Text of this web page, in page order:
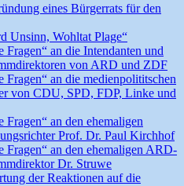
eines Bürgerrats für den
Unsinn, Wohltat Plage“
Fragen“ an die Intendanten und
von ARD und ZDF
Fragen“ an die medienpolititschen
von CDU, SPD, FDP, Linke und
Fragen“ an den ehemaligen
Prof. Dr. Paul Kirchhof
Fragen“ an den ehemaligen ARD-
Dr. Struwe
der Reaktionen auf die